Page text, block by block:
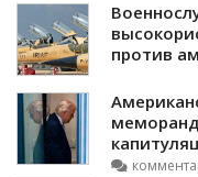
против